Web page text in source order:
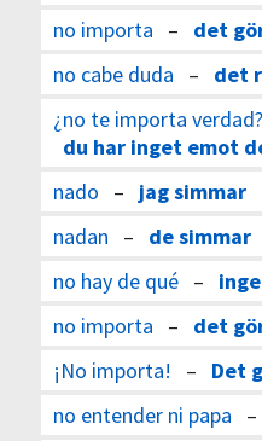
no importa – det
no cabe duda – det
¿no te importa
du har inget emot
nado – jag simmar
nadan – de simmar
no hay de qué–
no importa – det
¡No importa! – Det
no entender ni papa –